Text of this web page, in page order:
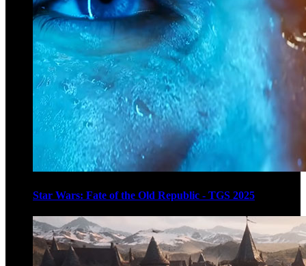
Star Wars: Fate of the Old Republic - TGS 2025